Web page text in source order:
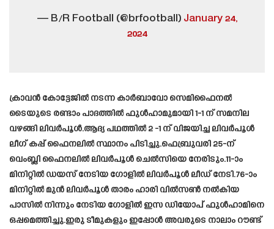
— B/R Football (@brfootball) January 24,
2024
ക്രാവൻ കോട്ടേജിൽ നടന്ന കാർബാവോ സെമിഫൈനൽ
ടൈയുടെ രണ്ടാം പാദത്തിൽ ഫുൾഹാമുമായി 1-1 ന് സമനില
വഴങ്ങി ലിവർപൂൾ.ആദ്യ പഥത്തിൽ 2 -1 ന് വിജയിച്ച ലിവർപൂൾ
ലീഗ് കപ്പ് ഫൈനലിൽ സ്ഥാനം പിടിച്ചു.ഫെബ്രുവരി 25-ന്
വെംബ്ലി ഫൈനലിൽ ലിവർപൂൾ ചെൽസിയെ നേരിടും.11-ാം
മിനിറ്റിൽ ഡയസ് നേടിയ ഗോളിൽ ലിവർപൂൾ ലീഡ് നേടി.76-ാം
മിനിറ്റിൽ മുൻ ലിവർപൂൾ താരം ഹാരി വിൽസൺ നൽകിയ
പാസിൽ നിന്നും നേടിയ ഗോളിൽ ഇസ ഡിയോപ് ഫുൾഹാമിനെ
ഒപ്പമെത്തിച്ചു.ഇരു ടീമുകളും ഇപ്പോൾ അവരുടെ നാലാം റൗണ്ട്